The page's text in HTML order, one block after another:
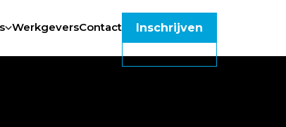
WerkgeversContact Inschrijven